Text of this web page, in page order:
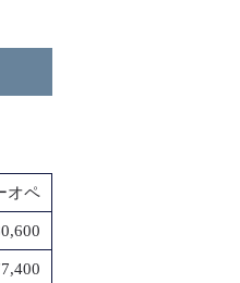
オペ